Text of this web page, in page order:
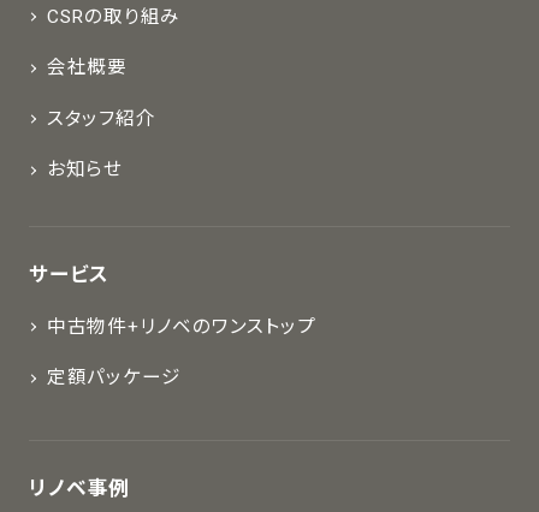
CSRの取り組み
会社概要
スタッフ紹介
お知らせ
サービス
中古物件+リノベのワンストップ
定額パッケージ
リノベ事例